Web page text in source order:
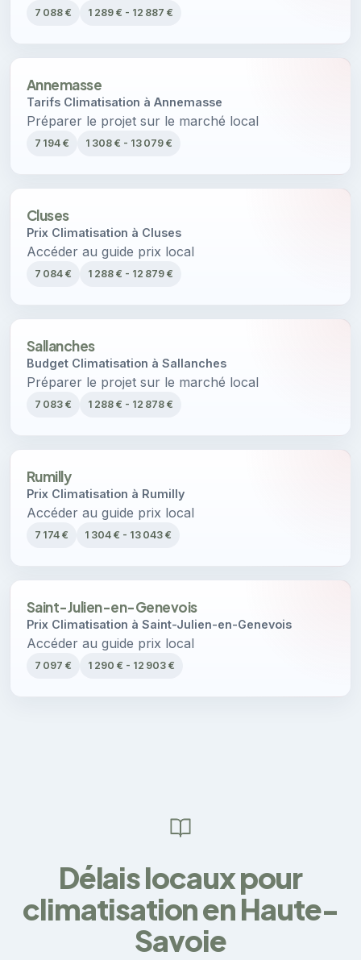
7 088 € 1 289 € - 12 887 €
Annemasse
Tarifs Climatisation à Annemasse
Préparer le projet sur le marché local
7 194 € 1 308 € - 13 079 €
Cluses
Prix Climatisation à Cluses
Accéder au guide prix local
7 084 € 1 288 € - 12 879 €
Sallanches
Budget Climatisation à Sallanches
Préparer le projet sur le marché local
7 083 € 1 288 € - 12 878 €
Rumilly
Prix Climatisation à Rumilly
Accéder au guide prix local
7 174 € 1 304 € - 13 043 €
Saint-Julien-en-Genevois
Prix Climatisation à Saint-Julien-en-Genevois
Accéder au guide prix local
7 097 € 1 290 € - 12 903 €
Délais locaux pour
climatisation en Haute-
Savoie